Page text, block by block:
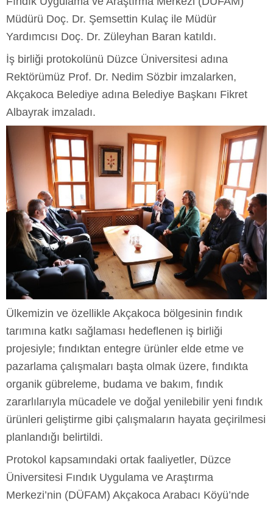
Müdürü Doç. Dr. Şemsettin Kulaç ile Müdür
Yardımcısı Doç. Dr. Züleyhan Baran katıldı.
İş birliği protokolünü Düzce Üniversitesi adına
Rektörümüz Prof. Dr. Nedim Sözbir imzalarken,
Akçakoca Belediye adına Belediye Başkanı Fikret
Albayrak imzaladı.
Ülkemizin ve özellikle Akçakoca bölgesinin fındık
tarımına katkı sağlaması hedeflenen iş birliği
projesiyle; fındıktan entegre ürünler elde etme ve
pazarlama çalışmaları başta olmak üzere, fındıkta
organik gübreleme, budama ve bakım, fındık
zararlılarıyla mücadele ve doğal yenilebilir yeni fındık
ürünleri geliştirme gibi çalışmaların hayata geçirilmesi
planlandığı belirtildi.
Protokol kapsamındaki ortak faaliyetler, Düzce
Üniversitesi Fındık Uygulama ve Araştırma
Merkezi’nin (DÜFAM) Akçakoca Arabacı Köyü’nde